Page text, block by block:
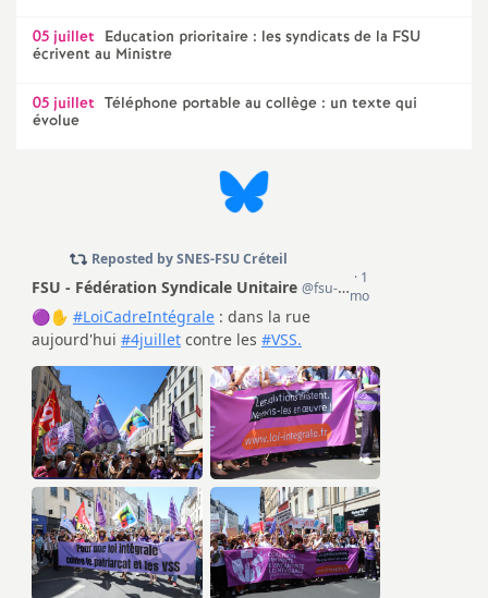
n
d
S
e
c
o
05 juillet Education prioritaire : les syndicats de la FSU
écrivent au Ministre
05 juillet Téléphone portable au collège : un texte qui
évolue